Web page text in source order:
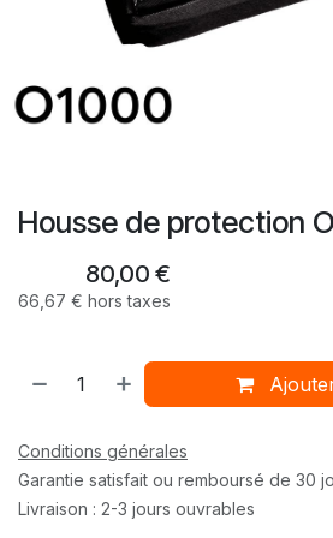
Housse de protection
80,00 €
66,67 € hors taxes
Conditions générales
Garantie satisfait ou remboursé de 30
Livraison : 2-3 jours ouvrables